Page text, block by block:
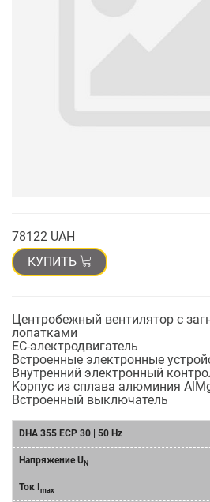
78122 UAH
КУПИТЬ
Центробежный вентилятор с
лопатками
EC-электродвигатель
Встроенные электронные
Внутренний электронный
Kорпус из сплава алюминия
Bстроенный выключатель
DHA 355 ECP 30 | 50 Hz
Напряжение U N
Ток I max